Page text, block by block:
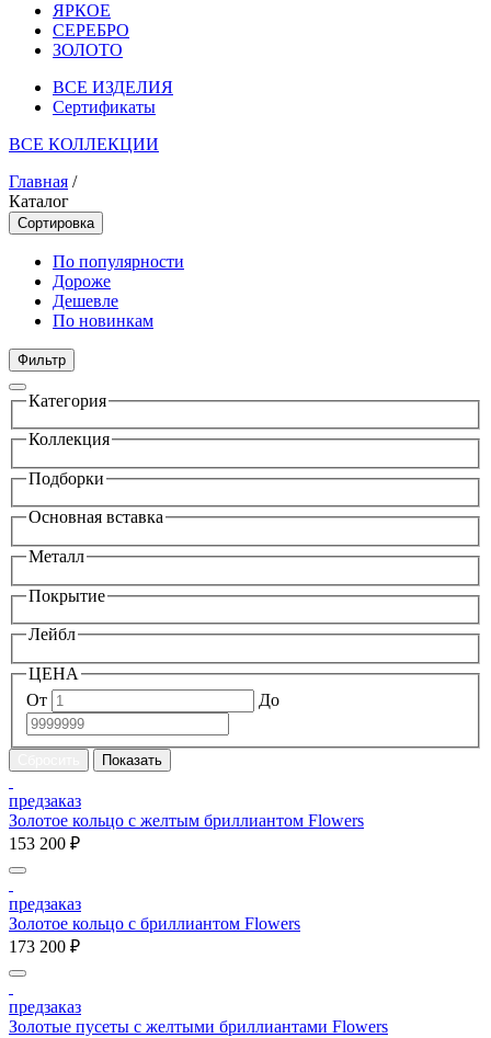
ЯРКОЕ
СЕРЕБРО
ЗОЛОТО
ВСЕ ИЗДЕЛИЯ
Сертификаты
ВСЕ КОЛЛЕКЦИИ
Главная /
Каталог
Сортировка
По популярности
Дороже
Дешевле
По новинкам
Фильтр
Категория
Коллекция
Подборки
Основная вставка
Металл
Покрытие
Лейбл
ЦЕНА
От
До
предзаказ
Золотое кольцо с желтым бриллиантом Flowers
153 200 ₽
предзаказ
Золотое кольцо с бриллиантом Flowers
173 200 ₽
предзаказ
Золотые пусеты с желтыми бриллиантами Flowers